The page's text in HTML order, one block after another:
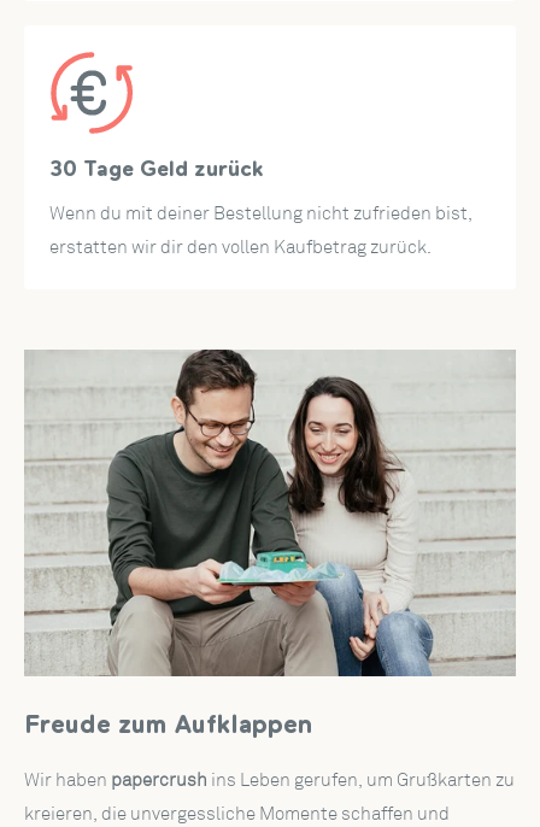
30 Tage Geld zurück
Wenn du mit deiner Bestellung nicht zufrieden bist,
erstatten wir dir den vollen Kaufbetrag zurück.
Freude zum Aufklappen
Wir haben papercrush ins Leben gerufen, um Grußkarten zu
kreieren, die unvergessliche Momente schaffen und